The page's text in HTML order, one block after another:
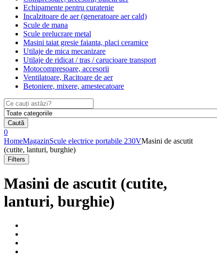
Echipamente pentru curatenie
Incalzitoare de aer (generatoare aer cald)
Scule de mana
Scule prelucrare metal
Masini taiat gresie faianta, placi ceramice
Utilaje de mica mecanizare
Utilaje de ridicat / tras / carucioare transport
Motocompresoare, accesorii
Ventilatoare, Racitoare de aer
Betoniere, mixere, amestecatoare
Search
for:
Caută
0
HomeMagazinScule electrice portabile 230VMasini de ascutit
(cutite, lanturi, burghie)
Filters
Masini de ascutit (cutite,
lanturi, burghie)